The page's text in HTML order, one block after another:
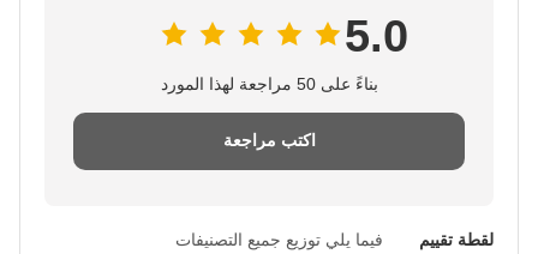
5.0
بناءً على 50 مراجعة لهذا المورد
اكتب مراجعة
لقطة تقييم فيما يلي توزيع جميع التصنيفات